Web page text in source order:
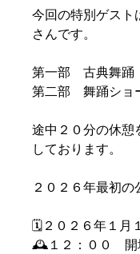
今回の特別ゲスト
さんです。
第一部　古典舞踊
第二部　舞踊ショ
途中２０分の休憩
しております。
２０２６年最初の
🗓️２０２６年１月
🕰️１２：００　開